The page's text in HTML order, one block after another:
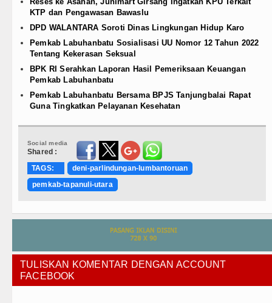
KTP dan Pengawasan Bawaslu
DPD WALANTARA Soroti Dinas Lingkungan Hidup Karo
Pemkab Labuhanbatu Sosialisasi UU Nomor 12 Tahun 2022
Tentang Kekerasan Seksual
BPK RI Serahkan Laporan Hasil Pemeriksaan Keuangan
Pemkab Labuhanbatu
Pemkab Labuhanbatu Bersama BPJS Tanjungbalai Rapat
Guna Tingkatkan Pelayanan Kesehatan
Social media
Shared :
TAGS:
deni-parlindungan-lumbantoruan
pemkab-tapanuli-utara
TULISKAN KOMENTAR DENGAN ACCOUNT
FACEBOOK